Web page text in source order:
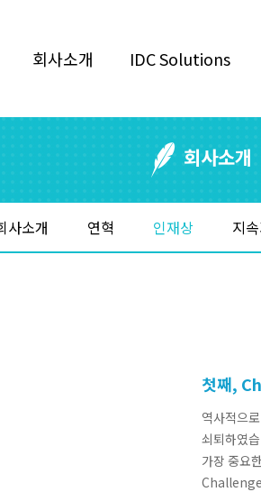
회사소개 IDC Solutions
회사소개
사소개 연혁 인재상 지
첫째,
역사적으
쇠퇴하였
가장 중요